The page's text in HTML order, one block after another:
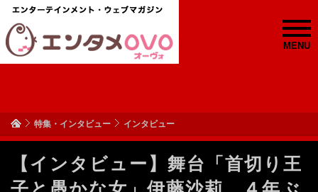
MENU
特集・インタビュー インタビュー
【インタビュー】舞台「首切り王